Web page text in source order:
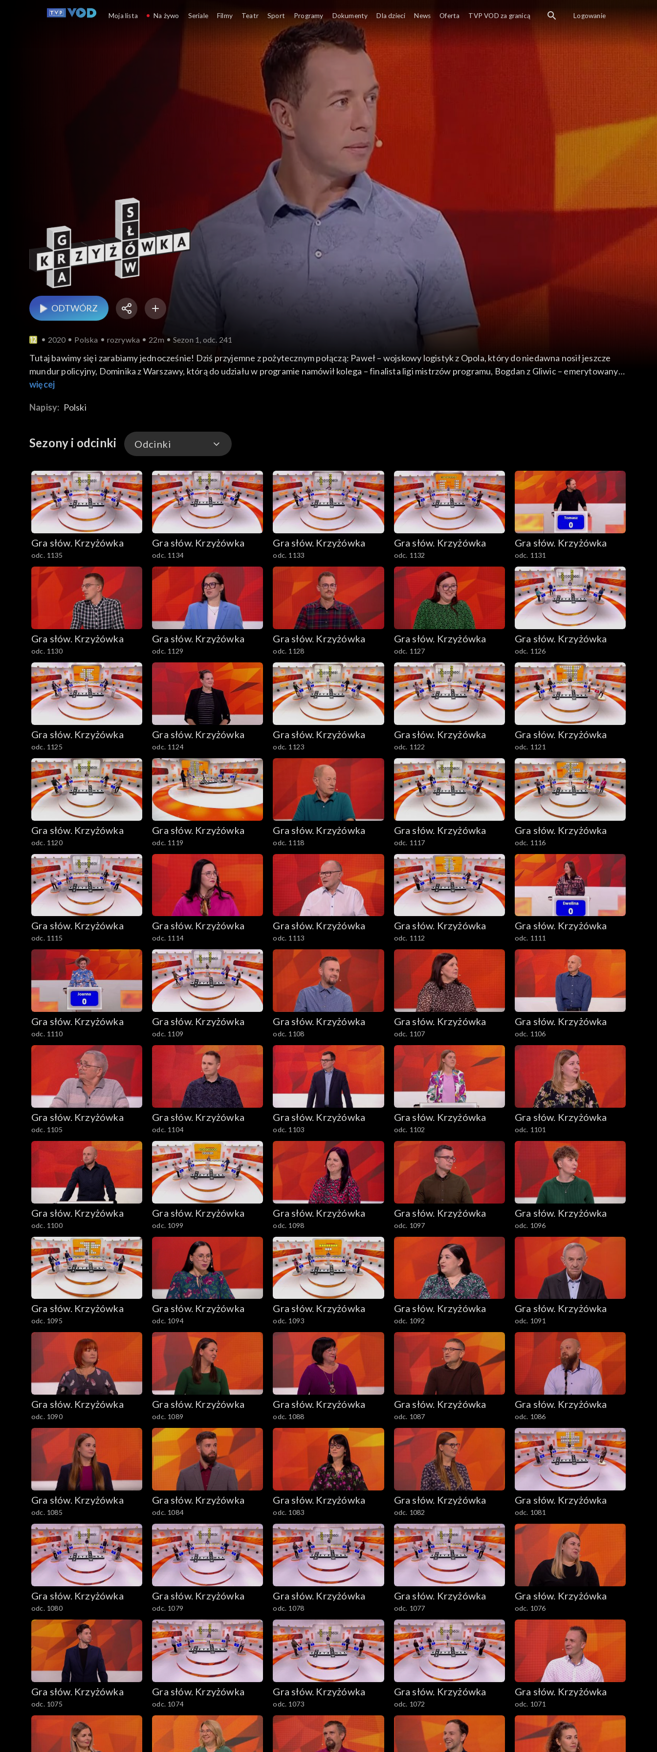
ODTWÓRZ
2020 Polska rozrywka 22m Sezon 1, odc. 241
Tutaj bawimy się i zarabiamy jednocześnie! Dziś przyjemne z pożytecznym połączą: Paweł – wojskowy logistyk z Opola, który do niedawna nosił jeszcze
mundur policyjny, Dominika z Warszawy, którą do udziału w programie namówił kolega – finalista ligi mistrzów programu, Bogdan z Gliwic – emerytowany
kierowca autobusu, który na swoim koncie ma ponad milion pokonanych kilometrów oraz Mateusz z Bytomia – konsultant klienta w firmie
więcej
Napisy: Polski
Sezony i odcinki Odcinki
Odcinki
Gra słów. Krzyżówka
odc. 1135
Gra słów. Krzyżówka
odc. 1134
Gra słów. Krzyżówka
odc. 1133
Gra słów. Krzyżówka
odc. 1132
Gra słów. Krzyżówka
odc. 1131
Gra słów. Krzyżówka
odc. 1130
Gra słów. Krzyżówka
odc. 1129
Gra słów. Krzyżówka
odc. 1128
Gra słów. Krzyżówka
odc. 1127
Gra słów. Krzyżówka
odc. 1126
Gra słów. Krzyżówka
odc. 1125
Gra słów. Krzyżówka
odc. 1124
Gra słów. Krzyżówka
odc. 1123
Gra słów. Krzyżówka
odc. 1122
Gra słów. Krzyżówka
odc. 1121
Gra słów. Krzyżówka
odc. 1120
Gra słów. Krzyżówka
odc. 1119
Gra słów. Krzyżówka
odc. 1118
Gra słów. Krzyżówka
odc. 1117
Gra słów. Krzyżówka
odc. 1116
Gra słów. Krzyżówka
odc. 1115
Gra słów. Krzyżówka
odc. 1114
Gra słów. Krzyżówka
odc. 1113
Gra słów. Krzyżówka
odc. 1112
Gra słów. Krzyżówka
odc. 1111
Gra słów. Krzyżówka
odc. 1110
Gra słów. Krzyżówka
odc. 1109
Gra słów. Krzyżówka
odc. 1108
Gra słów. Krzyżówka
odc. 1107
Gra słów. Krzyżówka
odc. 1106
Gra słów. Krzyżówka
odc. 1105
Gra słów. Krzyżówka
odc. 1104
Gra słów. Krzyżówka
odc. 1103
Gra słów. Krzyżówka
odc. 1102
Gra słów. Krzyżówka
odc. 1101
Gra słów. Krzyżówka
odc. 1100
Gra słów. Krzyżówka
odc. 1099
Gra słów. Krzyżówka
odc. 1098
Gra słów. Krzyżówka
odc. 1097
Gra słów. Krzyżówka
odc. 1096
Gra słów. Krzyżówka
odc. 1095
Gra słów. Krzyżówka
odc. 1094
Gra słów. Krzyżówka
odc. 1093
Gra słów. Krzyżówka
odc. 1092
Gra słów. Krzyżówka
odc. 1091
Gra słów. Krzyżówka
odc. 1090
Gra słów. Krzyżówka
odc. 1089
Gra słów. Krzyżówka
odc. 1088
Gra słów. Krzyżówka
odc. 1087
Gra słów. Krzyżówka
odc. 1086
Gra słów. Krzyżówka
odc. 1085
Gra słów. Krzyżówka
odc. 1084
Gra słów. Krzyżówka
odc. 1083
Gra słów. Krzyżówka
odc. 1082
Gra słów. Krzyżówka
odc. 1081
Gra słów. Krzyżówka
odc. 1080
Gra słów. Krzyżówka
odc. 1079
Gra słów. Krzyżówka
odc. 1078
Gra słów. Krzyżówka
odc. 1077
Gra słów. Krzyżówka
odc. 1076
Gra słów. Krzyżówka
odc. 1075
Gra słów. Krzyżówka
odc. 1074
Gra słów. Krzyżówka
odc. 1073
Gra słów. Krzyżówka
odc. 1072
Gra słów. Krzyżówka
odc. 1071
Moja lista Na żywo Seriale Filmy Teatr Sport Programy Dokumenty Dla dzieci News Oferta TVP VOD za granicą Logowanie